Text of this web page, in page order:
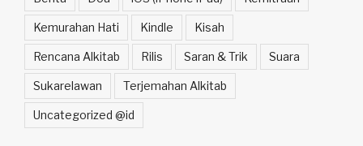
Kemurahan Hati Kindle Kisah
Rencana Alkitab Rilis Saran & Trik Suara
Sukarelawan Terjemahan Alkitab
Uncategorized @id